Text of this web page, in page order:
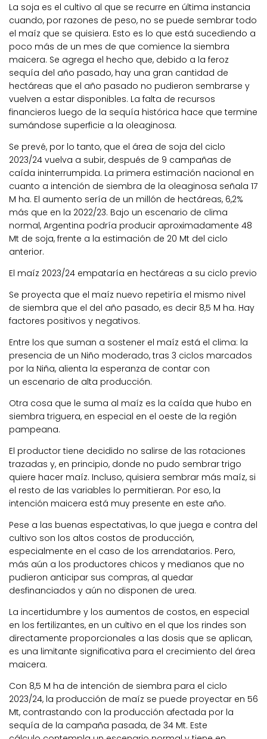
La soja es el cultivo al que se recurre en última instancia
cuando, por razones de peso, no se puede sembrar todo
el maíz que se quisiera. Esto es lo que está sucediendo a
poco más de un mes de que comience la siembra
maicera. Se agrega el hecho que, debido a la feroz
sequía del año pasado, hay una gran cantidad de
hectáreas que el año pasado no pudieron sembrarse y
vuelven a estar disponibles. La falta de recursos
financieros luego de la sequía histórica hace que termine
sumándose superficie a la oleaginosa.
Se prevé, por lo tanto, que el área de soja del ciclo
2023/24 vuelva a subir, después de 9 campañas de
caída ininterrumpida. La primera estimación nacional en
cuanto a intención de siembra de la oleaginosa señala 17
M ha. El aumento sería de un millón de hectáreas, 6,2%
más que en la 2022/23. Bajo un escenario de clima
normal, Argentina podría producir aproximadamente 48
Mt de soja, frente a la estimación de 20 Mt del ciclo
anterior.
El maíz 2023/24 empataría en hectáreas a su ciclo previo
Se proyecta que el maíz nuevo repetiría el mismo nivel
de siembra que el del año pasado, es decir 8,5 M ha. Hay
factores positivos y negativos.
Entre los que suman a sostener el maíz está el clima: la
presencia de un Niño moderado, tras 3 ciclos marcados
por la Niña, alienta la esperanza de contar con
un escenario de alta producción.
Otra cosa que le suma al maíz es la caída que hubo en
siembra triguera, en especial en el oeste de la región
pampeana.
El productor tiene decidido no salirse de las rotaciones
trazadas y, en principio, donde no pudo sembrar trigo
quiere hacer maíz. Incluso, quisiera sembrar más maíz, si
el resto de las variables lo permitieran. Por eso, la
intención maicera está muy presente en este año.
Pese a las buenas espectativas, lo que juega e contra del
cultivo son los altos costos de producción,
especialmente en el caso de los arrendatarios. Pero,
más aún a los productores chicos y medianos que no
pudieron anticipar sus compras, al quedar
desfinanciados y aún no disponen de urea.
La incertidumbre y los aumentos de costos, en especial
en los fertilizantes, en un cultivo en el que los rindes son
directamente proporcionales a las dosis que se aplican,
es una limitante significativa para el crecimiento del área
maicera.
Con 8,5 M ha de intención de siembra para el ciclo
2023/24, la producción de maíz se puede proyectar en 56
Mt, contrastando con la producción afectada por la
sequía de la campaña pasada, de 34 Mt. Este